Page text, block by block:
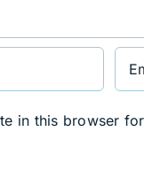
in this browser